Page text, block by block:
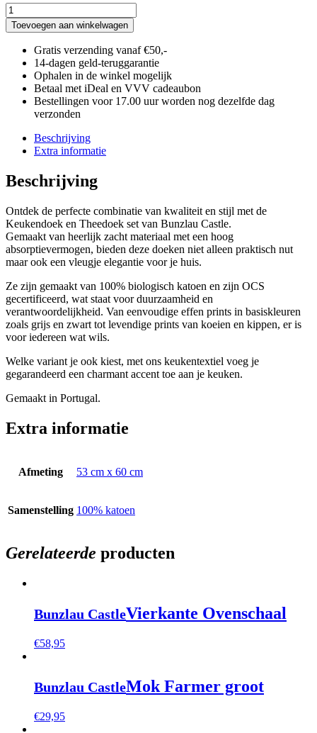
Keukendoek
set
Hart
Royal
Blue
aantal
Toevoegen aan winkelwagen
Gratis verzending vanaf €50,-
14-dagen geld-teruggarantie
Ophalen in de winkel mogelijk
Betaal met iDeal en VVV cadeaubon
Bestellingen voor 17.00 uur worden nog dezelfde dag
verzonden
Beschrijving
Extra informatie
Beschrijving
Ontdek de perfecte combinatie van kwaliteit en stijl met de
Keukendoek en Theedoek set van Bunzlau Castle.
Gemaakt van heerlijk zacht materiaal met een hoog
absorptievermogen, bieden deze doeken niet alleen praktisch nut
maar ook een vleugje elegantie voor je huis.
Ze zijn gemaakt van 100% biologisch katoen en zijn OCS
gecertificeerd, wat staat voor duurzaamheid en
verantwoordelijkheid. Van eenvoudige effen prints in basiskleuren
zoals grijs en zwart tot levendige prints van koeien en kippen, er is
voor iedereen wat wils.
Welke variant je ook kiest, met ons keukentextiel voeg je
gegarandeerd een charmant accent toe aan je keuken.
Gemaakt in Portugal.
Extra informatie
Afmeting 53 cm x 60 cm
Samenstelling 100% katoen
Gerelateerde producten
Bunzlau CastleVierkante Ovenschaal
€58,95
Bunzlau CastleMok Farmer groot
€29,95